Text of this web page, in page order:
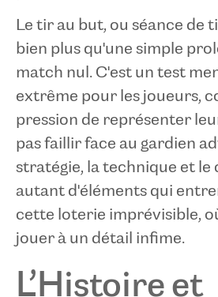
Le tir au but, ou séance de
bien plus qu'une simple
match nul. C'est un test
extrême pour les joueurs,
pression de représenter
pas faillir face au gardien
stratégie, la technique et le
autant d'éléments qui
cette loterie imprévisible,
jouer à un détail infime.
L’Histoire et